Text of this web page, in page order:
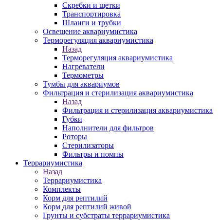
Скребки и щетки
Транспортировка
Шланги и трубки
Освещение аквариумистика
Терморегуляция аквариумистика
Назад
Терморегуляция аквариумистика
Нагреватели
Термометры
Тумбы для аквариумов
Фильтрация и стерилизация аквариумистика
Назад
Фильтрация и стерилизация аквариумистика
Губки
Наполнители для фильтров
Роторы
Стерилизаторы
Фильтры и помпы
Террариумистика
Назад
Террариумистика
Комплекты
Корм для рептилий
Корм для рептилий живой
Грунты и субстраты террариумистика